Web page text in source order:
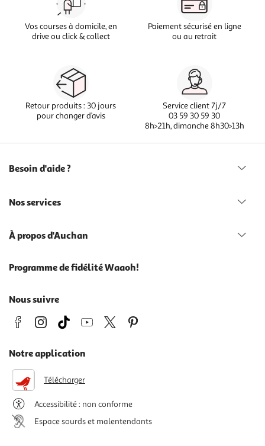
Vos courses à domicile, en
drive ou click & collect
Paiement sécurisé en ligne
ou au retrait
Retour produits : 30 jours
pour changer d’avis
Service client 7j/7
03 59 30 59 30
8h>21h, dimanche 8h30>13h
Besoin d'aide ?
Nos services
À propos d'Auchan
Programme de fidélité Waaoh!
Nous suivre
Notre application
Télécharger
Accessibilité : non conforme
Espace sourds et malentendants